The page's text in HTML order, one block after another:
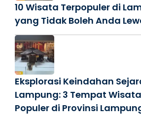
10 Wisata Terpopuler di
yang Tidak Boleh Anda
Eksplorasi Keindahan
Lampung: 3 Tempat
Populer di Provinsi